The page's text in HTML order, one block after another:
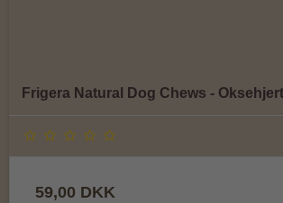
Frigera Natural Dog Chews -
59,00 DKK